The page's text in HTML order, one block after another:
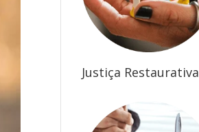
Justiça Restaurativa